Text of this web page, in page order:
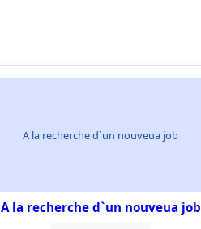
A la recherche d`un nouveua job
A la recherche d`un nouveua job